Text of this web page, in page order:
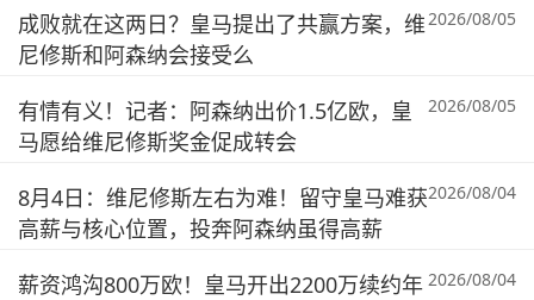
成败就在这两日？皇马提出了共赢方案，维
尼修斯和阿森纳会接受么
2026/08/05
有情有义！记者：阿森纳出价1.5亿欧，皇
马愿给维尼修斯奖金促成转会
2026/08/05
8月4日：维尼修斯左右为难！留守皇马难获
高薪与核心位置，投奔阿森纳虽得高薪
2026/08/04
薪资鸿沟800万欧！皇马开出2200万续约年 2026/08/04